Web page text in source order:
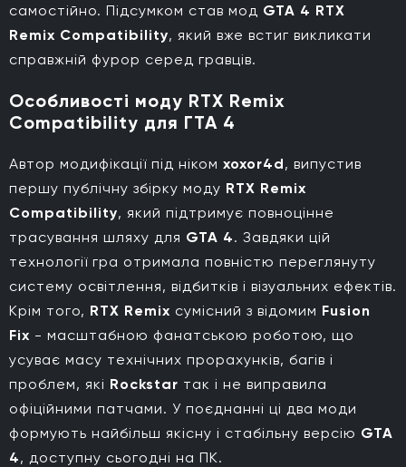
самостійно. Підсумком став мод GTA 4 RTX
Remix Compatibility, який вже встиг викликати
справжній фурор серед гравців.
Особливості моду RTX Remix
Compatibility для ГТА 4
Автор модифікації під ніком xoxor4d, випустив
першу публічну збірку моду RTX Remix
Compatibility, який підтримує повноцінне
трасування шляху для GTA 4. Завдяки цій
технології гра отримала повністю переглянуту
систему освітлення, відбитків і візуальних ефектів.
Крім того, RTX Remix сумісний з відомим Fusion
Fix - масштабною фанатською роботою, що
усуває масу технічних прорахунків, багів і
проблем, які Rockstar так і не виправила
офіційними патчами. У поєднанні ці два моди
формують найбільш якісну і стабільну версію GTA
4, доступну сьогодні на ПК.